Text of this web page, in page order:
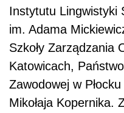
Instytutu Lingwistyki
im. Adama
Szkoły Zarządzania
Katowicach,
Zawodowej w
Mikołaja Kopernika.